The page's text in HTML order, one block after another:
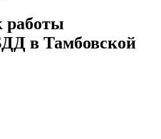
работы
в Тамбовской